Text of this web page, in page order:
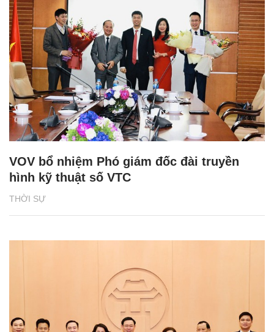
THỜI SỰ
VOV bổ nhiệm Phó giám đốc đài truyền
hình kỹ thuật số VTC